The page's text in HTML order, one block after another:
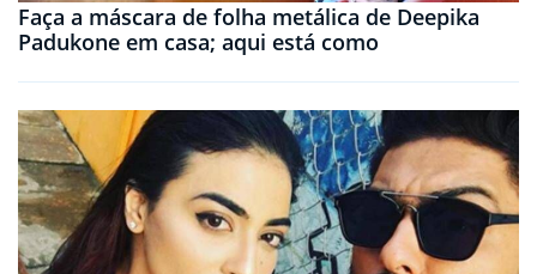
Faça a máscara de folha metálica de Deepika
Padukone em casa; aqui está como